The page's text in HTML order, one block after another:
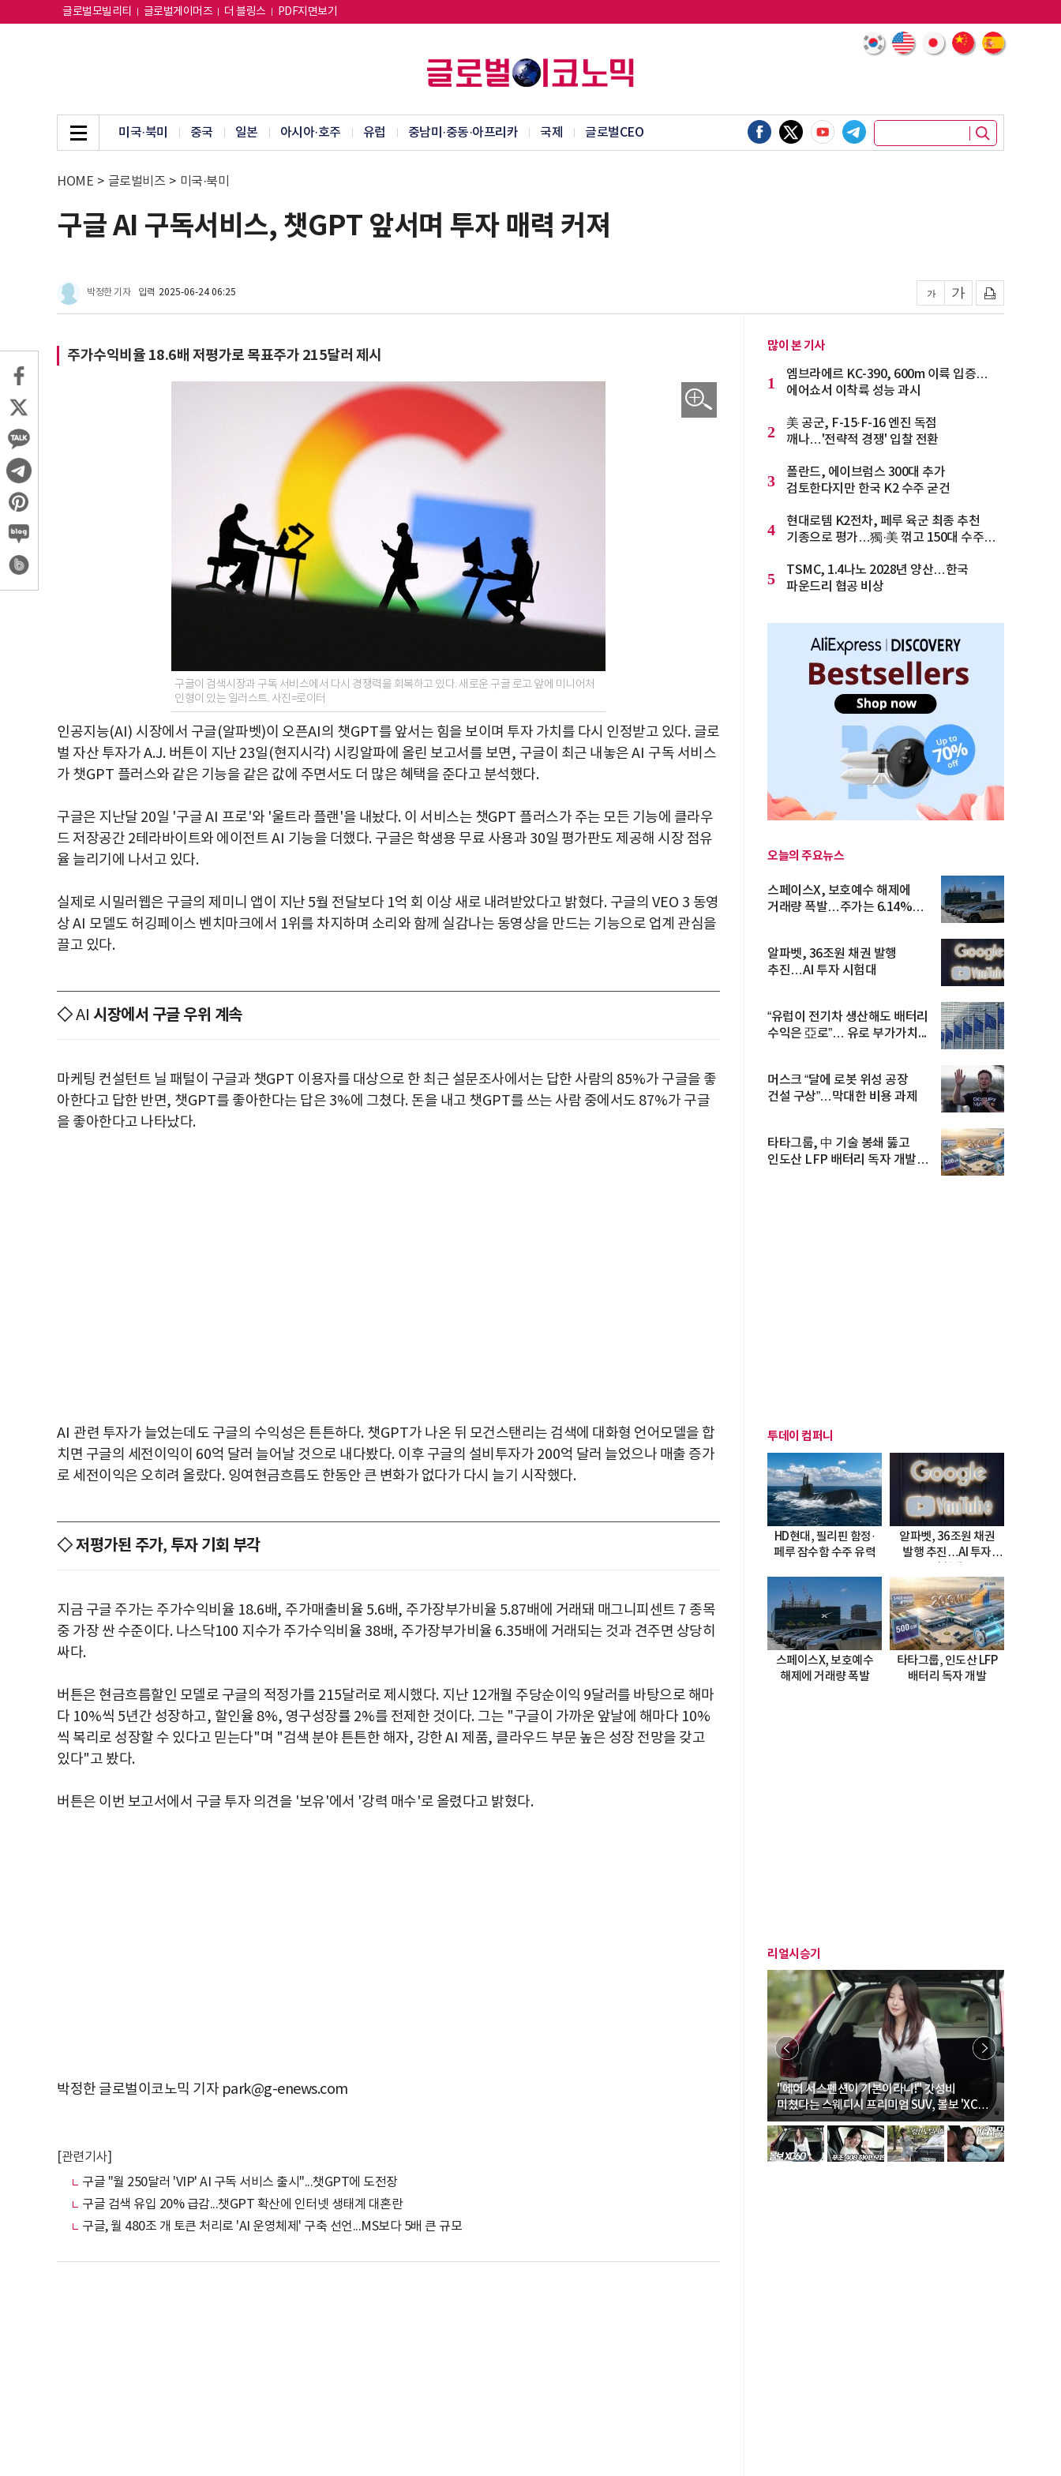
글로벌모빌리티 글로벌게이머즈 더 블링스 PDF지면보기
미국·북미 중국 일본 아시아·호주 유럽 중남미·중동·아프리카 국제 글로벌CEO
HOME > 글로벌비즈 > 미국·북미
구글 AI 구독서비스, 챗GPT 앞서며 투자 매력 커져
박정한 기자 입력 2025-06-24 06:25
주가수익비율 18.6배 저평가로 목표주가 215달러 제시
구글이 검색시장과 구독 서비스에서 다시 경쟁력을 회복하고 있다. 새로운 구글 로고 앞에 미니어처
인형이 있는 일러스트. 사진=로이터
인공지능(AI) 시장에서 구글(알파벳)이 오픈AI 의 챗GPT를 앞서는 힘을 보이며 투자 가치를 다시 인정받고 있다. 글로
벌 자산 투자가A.J. 버튼이 지난 23일(현지시각) 시킹알파에 올린 보고서를 보면, 구글이 최근 내놓은AI 구독 서비스
가 챗GPT 플러스와 같은 기능을 같은 값에 주면서도 더 많은 혜택을 준다고 분석했다.
구글은 지난달 20일 '구글AI 프로'와 '울트라 플랜'을 내놨다. 이 서비스는 챗GPT 플러스가 주는 모든 기능에 클라우
드 저장공간 2테라바이트와 에이전트AI 기능을 더했다. 구글은 학생용 무료 사용과 30일 평가판도 제공해 시장 점유
율 늘리기에 나서고 있다.
실제로 시밀러웹은 구글의 제미니 앱이 지난 5월 전달보다 1억 회 이상 새로 내려받았다고 밝혔다. 구글의 VEO 3 동영
상AI 모델도 허깅페이스 벤치마크에서 1위를 차지하며 소리와 함께 실감나는 동영상을 만드는 기능으로 업계 관심을
끌고 있다.
◇AI 시장에서 구글 우위 계속
마케팅 컨설턴트 닐 패털이 구글과 챗GPT 이용자를 대상으로 한 최근 설문조사에서는 답한 사람의 85%가 구글을 좋
아한다고 답한 반면, 챗GPT를 좋아한다는 답은 3%에 그쳤다. 돈을 내고 챗GPT를 쓰는 사람 중에서도 87%가 구글
을 좋아한다고 나타났다.
AI 관련 투자가 늘었는데도 구글의 수익성은 튼튼하다. 챗GPT가 나온 뒤 모건스탠리는 검색에 대화형 언어모델을 합
치면 구글의 세전이익이 60억 달러 늘어날 것으로 내다봤다. 이후 구글의 설비투자가 200억 달러 늘었으나 매출 증가
로 세전이익은 오히려 올랐다. 잉여현금흐름도 한동안 큰 변화가 없다가 다시 늘기 시작했다.
◇ 저평가된 주가, 투자 기회 부각
지금 구글 주가는 주가수익비율 18.6배, 주가매출비율 5.6배, 주가장부가비율 5.87배에 거래돼 매그니피센트 7 종목
중 가장 싼 수준이다. 나스닥100 지수가 주가수익비율 38배, 주가장부가비율 6.35배에 거래되는 것과 견주면 상당히
싸다.
버튼은 현금흐름할인 모델로 구글의 적정가를 215달러로 제시했다. 지난 12개월 주당순이익 9달러를 바탕으로 해마
다 10%씩 5년간 성장하고, 할인율 8%, 영구성장률 2%를 전제한 것이다. 그는 "구글이 가까운 앞날에 해마다 10%
씩 복리로 성장할 수 있다고 믿는다"며 "검색 분야 튼튼한 해자, 강한AI 제품, 클라우드 부문 높은 성장 전망을 갖고
있다"고 봤다.
버튼은 이번 보고서에서 구글 투자 의견을 '보유'에서 '강력 매수'로 올렸다고 밝혔다.
박정한 글로벌이코노믹 기자 park@g-enews.com
[관련기사]
구글 "월 250달러 'VIP' AI 구독 서비스 출시"...챗GPT에 도전장
구글 검색 유입 20% 급감...챗GPT 확산에 인터넷 생태계 대혼란
구글, 월 480조 개 토큰 처리로 'AI 운영체제' 구축 선언...MS보다 5배 큰 규모
많이 본 기사
1
엠브라에르 KC-390, 600m 이륙 입증…
에어쇼서 이착륙 성능 과시
2
美 공군, F-15·F-16 엔진 독점
깨나…'전략적 경쟁' 입찰 전환
3
폴란드, 에이브럼스 300대 추가
검토한다지만 한국 K2 수주 굳건
4
현대로템 K2전차, 페루 육군 최종 추천
기종으로 평가…獨·美 꺾고 150대 수주
5
TSMC, 1.4나노 2028년 양산…한국
파운드리 협공 비상
오늘의 주요뉴스
스페이스X, 보호예수 해제에
거래량 폭발…주가는 6.14%
알파벳, 36조원 채권 발행
추진…AI 투자 시험대
“유럽이 전기차 생산해도 배터리
수익은 亞로”… 유로 부가가치...
머스크 “달에 로봇 위성 공장
건설 구상”…막대한 비용 과제
타타그룹, 中 기술 봉쇄 뚫고
인도산 LFP 배터리 독자 개발…
투데이 컴퍼니
HD현대, 필리핀 함정·
페루 잠수함 수주 유력
알파벳, 36조원 채권
발행 추진…AI 투자
스페이스X, 보호예수
해제에 거래량 폭발
타타그룹, 인도산 LFP
배터리 독자 개발
리얼시승기
"에어 서스펜션이 기본이라니!" 갓성비
미쳤다는 스웨디시 프리미엄 SUV, 볼보 'XC60
B5 울트라'